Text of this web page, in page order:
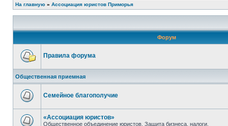
На главную » Ассоциация юристов Приморья
Форум
непрочитанных
сообщений
Правила форума
Общественная приемная
непрочитанных
сообщений
Семейное благополучие
«Ассоциация юристов»
Общественное объединение юристов. Защита бизнеса, налоги.